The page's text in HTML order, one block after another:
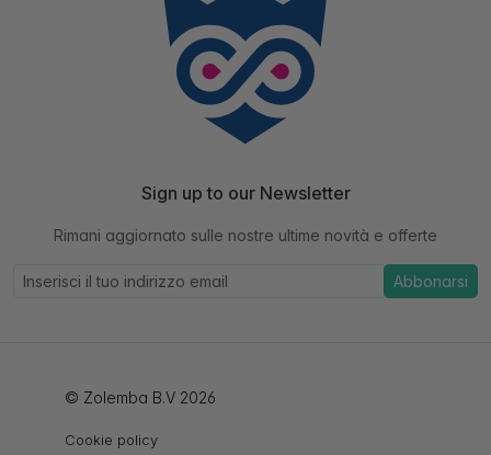
Sign up to our Newsletter
Rimani aggiornato sulle nostre ultime novità e offerte
Abbonarsi
© Zolemba B.V 2026
Cookie policy